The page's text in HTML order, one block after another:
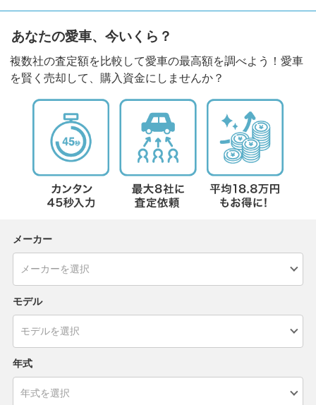
あなたの愛車、今いくら？
複数社の査定額を比較して愛車の最高額を調べよう！愛車
を賢く売却して、購入資金にしませんか？
メーカー
モデル
年式